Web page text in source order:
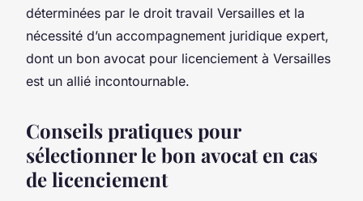
déterminées par le droit travail Versailles et la
nécessité d’un accompagnement juridique expert,
dont un bon avocat pour licenciement à Versailles
est un allié incontournable.
Conseils pratiques pour
sélectionner le bon avocat en cas
de licenciement